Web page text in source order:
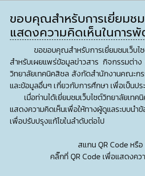
ขอบคุณสำหรับการเยี่ยมชม
แสดงความคิดเห็นในการ
ขอขอบคุณสำหรับการเยี่ยมชมเว็บไซต์
สำหรับเผยแพร่ข้อมูลข่าวสาร กิจกรรมต่า
วิทยาลัยเทคนิคสิชล สังกัดสำนักงานคณะก
และข้อมูลอื่นๆ เกี่ยวกับการศึกษา เพื่อเป็นป
เมื่อท่านได้เยี่ยมชมเว็บไซต์วิทยาลัยเทค
แสดงความคิดเห็นเพื่อให้ทางผู้ดูแลระบบนำ
เพื่อปรับปรุงแก้ไขในลำดับต่อไป
สแกน QR Code หรือ
คลิ๊กที่ QR Code เพื่อแสดงคว